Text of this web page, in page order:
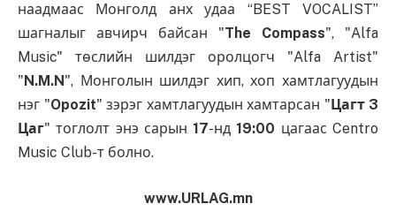
наадмаас Монголд анх удаа “BEST VOCALIST”
шагналыг авчирч байсан "The Compass", "Alfa
Music" төслийн шилдэг оролцогч "Alfa Artist"
" N.M.N ", Монголын шилдэг хип, хоп хамтлагуудын
нэг "Opozit" зэрэг хамтлагуудын хамтарсан " Цагт 3
Цаг" тоглолт энэ сарын 17-нд 19:00 цагаас Centro
Music Club-т болно.
www.URLAG.mn